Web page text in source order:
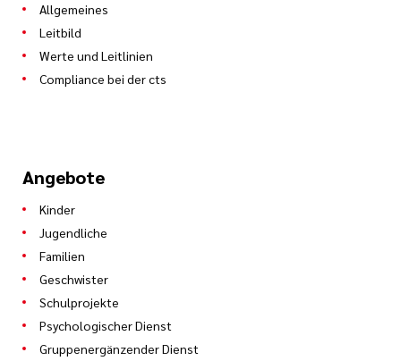
Allgemeines
Leitbild
Werte und Leitlinien
Compliance bei der cts
Angebote
Kinder
Jugendliche
Familien
Geschwister
Schulprojekte
Psychologischer Dienst
Gruppenergänzender Dienst